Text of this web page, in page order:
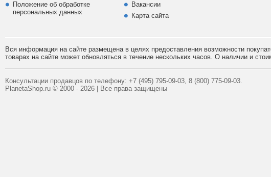
Положение об обработке
персональных данных
Вакансии
Карта сайта
Вся информация на сайте размещена в целях предоставления возможности
товарах на сайте может обновляться в течение нескольких часов. О наличии и
Консультации продавцов по телефону: +7 (495) 795-09-03, 8 (800) 775-09-03.
PlanetaShop.ru © 2000 - 2026 | Все права защищены